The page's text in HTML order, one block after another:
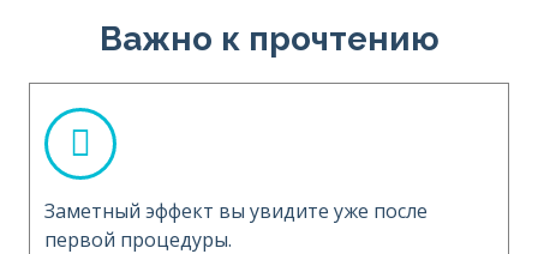
Важно к прочтению
Заметный эффект вы увидите уже после
первой процедуры.